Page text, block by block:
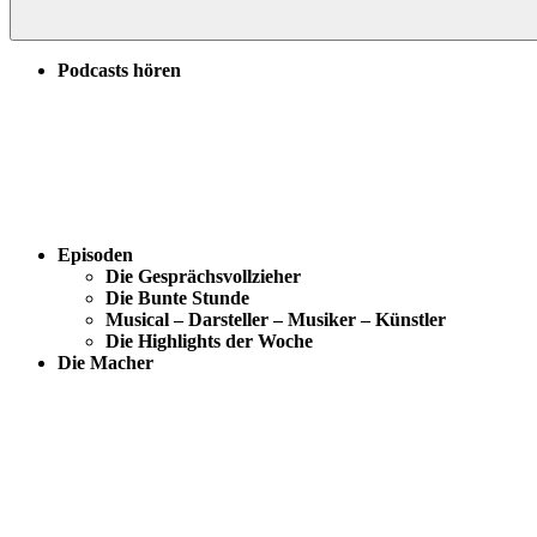
Podcasts hören
Episoden
Die Gesprächsvollzieher
Die Bunte Stunde
Musical – Darsteller – Musiker – Künstler
Die Highlights der Woche
Die Macher